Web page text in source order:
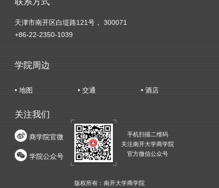
天津市南开区白堤路121号， 300071
+86-22-2350-1039
学院周边
• 地图 • 交通 • 酒店
关注我们
商学院官微
学院公众号
手机扫描二维码
关注南开大学商学院
官方微信公众号
版权所有：南开大学商学院